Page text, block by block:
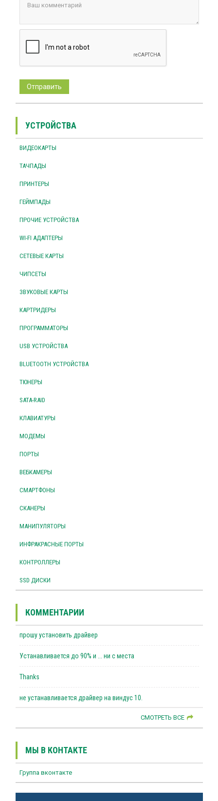
УСТРОЙСТВА
ВИДЕОКАРТЫ
ТАЧПАДЫ
ПРИНТЕРЫ
ГЕЙМПАДЫ
ПРОЧИЕ УСТРОЙСТВА
WI-FI АДАПТЕРЫ
СЕТЕВЫЕ КАРТЫ
ЧИПСЕТЫ
ЗВУКОВЫЕ КАРТЫ
КАРТРИДЕРЫ
ПРОГРАММАТОРЫ
USB УСТРОЙСТВА
BLUETOOTH УСТРОЙСТВА
ТЮНЕРЫ
SATA-RAID
КЛАВИАТУРЫ
МОДЕМЫ
ПОРТЫ
ВЕБКАМЕРЫ
СМАРТФОНЫ
СКАНЕРЫ
МАНИПУЛЯТОРЫ
ИНФРАКРАСНЫЕ ПОРТЫ
КОНТРОЛЛЕРЫ
SSD ДИСКИ
КОММЕНТАРИИ
прошу установить драйвер
Устанавливается до 90% и ... ни с места
Thanks
не устанавливается драйвер на виндус 10.
СМОТРЕТЬ ВСЕ
МЫ В КОНТАКТЕ
Группа вконтакте